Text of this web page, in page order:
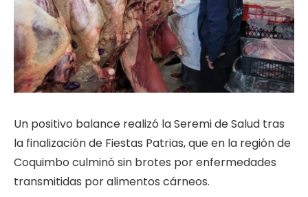
Un positivo balance realizó la Seremi de Salud tras
la finalización de Fiestas Patrias, que en la región de
Coquimbo culminó sin brotes por enfermedades
transmitidas por alimentos cárneos.